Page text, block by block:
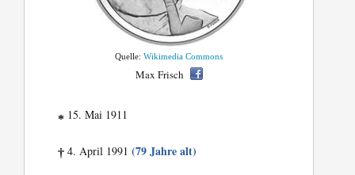
Quelle:Wikimedia Commons
Max Frisch
* 15. Mai 1911
† 4. April 1991(79 Jahre alt)